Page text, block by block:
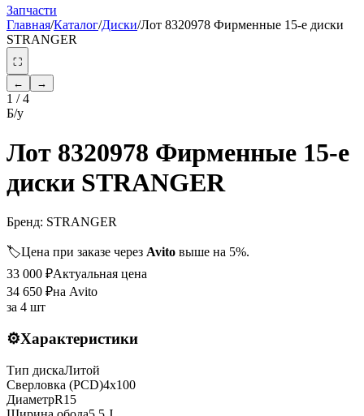
Запчасти
Главная/Каталог/Диски/Лот 8320978 Фирменные 15-е диски
STRANGER
⛶
←
→
1 /4
Б/у
Лот 8320978 Фирменные 15-е
диски STRANGER
Бренд: STRANGER
🏷️Цена при заказе через Avito выше на 5%.
33 000 ₽Актуальная цена
34 650 ₽на Avito
за 4 шт
⚙️Характеристики
Тип дискаЛитой
Сверловка (PCD)4x100
ДиаметрR15